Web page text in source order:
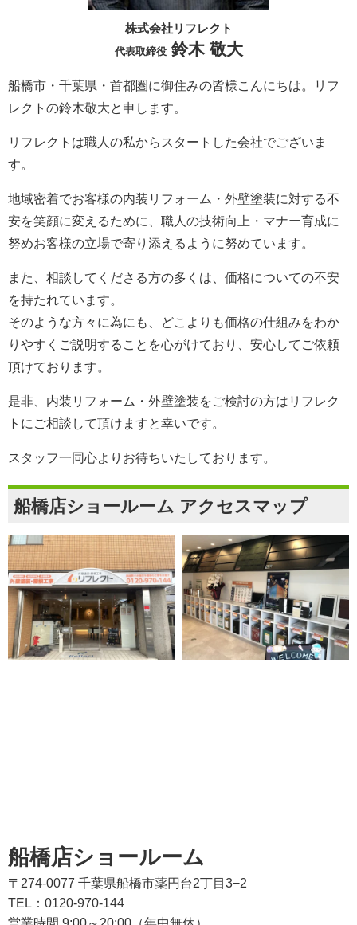
株式会社リフレクト
代表取締役鈴木 敬大
船橋市・千葉県・首都圏に御住みの皆様こんにちは。
リフ
レクト の鈴木敬大と申します。
リフレクト は職人の私からスタートした会社でございま
す。
地域密着でお客様の内装リフォーム・外壁塗装に対する不
安を笑顔に変えるために、職人の技術向上・マナー育成に
努めお客様の立場で寄り添えるように努めています。
また、相談してくださる方の多くは、価格についての不安
を持たれています。
そのような方々に為にも、どこよりも価格の仕組みをわか
りやすくご説明することを心がけており、安心してご依頼
頂けております。
是非、内装リフォーム・外壁塗装をご検討の方は リフレク
ト にご相談して頂けますと幸いです。
スタッフ一同心よりお待ちいたしております。
船橋店ショールーム アクセスマップ
船橋店ショールーム
〒274-0077 千葉県船橋市薬円台2丁目3−2
TEL：0120-970-144